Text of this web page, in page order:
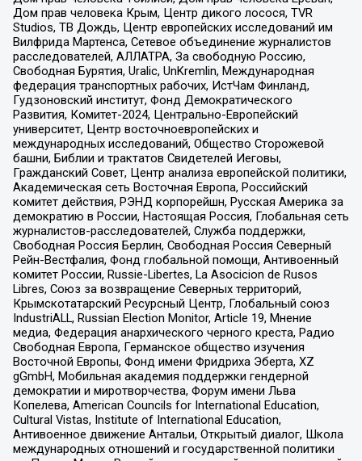
Дом прав человека Крым, Центр дикого лосося, TVR
Studios, ТВ Дождь, Центр европейских исследований им
Вилфрида Мартенса, Сетевое объединение журналистов
расследователей, АЛЛАТРА, За свободную Россию,
Свободная Бурятия, Uralic, UnKremlin, Международная
федерация транспортных рабочих, ИстЧам Финланд,
Гудзоновский институт, Фонд Демократического
Развития, Комитет-2024, Центрально-Европейский
университет, Центр восточноевропейских и
международных исследований, Общество Сторожевой
башни, Библии и трактатов Свидетелей Иеговы,
Гражданский Совет, Центр анализа европейской политики,
Академическая сеть Восточная Европа, Российский
комитет действия, РЭНД корпорейшн, Русская Америка за
демократию в России, Настоящая Россия, Глобальная сеть
журналистов-расследователей, Служба поддержки,
Свободная Россия Берлин, Свободная Россия Северный
Рейн-Вестфалия, Фонд глобальной помощи, Антивоенный
комитет России, Russie-Libertes, La Asocicion de Rusos
Libres, Союз за возвращение Северных территорий,
Крымскотатарский Ресурсный Центр, Глобальный союз
IndustriALL, Russian Election Monitor, Article 19, Мнение
медиа, Федерация анархического черного креста, Радио
Свободная Европа, Германское общество изучения
Восточной Европы, Фонд имени Фридриха Эберта, XZ
gGmbH, Мобильная академия поддержки гендерной
демократии и миротворчества, Форум имени Льва
Копелева, American Councils for International Education,
Cultural Vistas, Institute of International Education,
Антивоенное движение Антальи, Открытый диалог, Школа
международных отношений и государственной политики